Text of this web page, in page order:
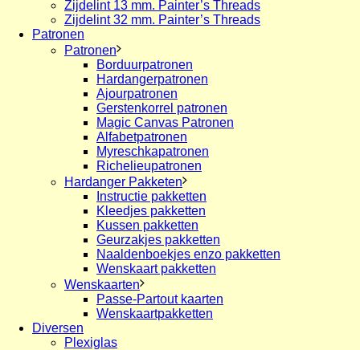
Zijdelint 13 mm. Painter’s Threads
Zijdelint 32 mm. Painter’s Threads
Patronen
Patronen
Borduurpatronen
Hardangerpatronen
Ajourpatronen
Gerstenkorrel patronen
Magic Canvas Patronen
Alfabetpatronen
Myreschkapatronen
Richelieupatronen
Hardanger Pakketen
Instructie pakketten
Kleedjes pakketten
Kussen pakketten
Geurzakjes pakketten
Naaldenboekjes enzo pakketten
Wenskaart pakketten
Wenskaarten
Passe-Partout kaarten
Wenskaartpakketten
Diversen
Plexiglas